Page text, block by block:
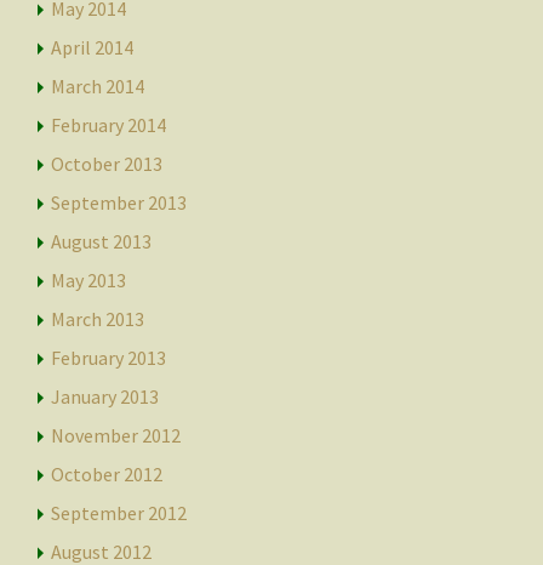
May 2014
April 2014
March 2014
February 2014
October 2013
September 2013
August 2013
May 2013
March 2013
February 2013
January 2013
November 2012
October 2012
September 2012
August 2012